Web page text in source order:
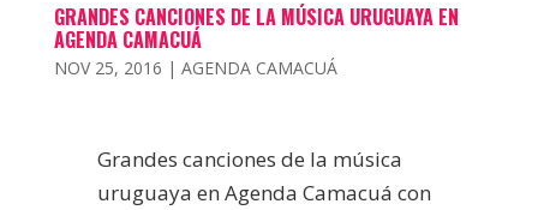
GRANDES CANCIONES DE LA MÚSICA URUGUAYA EN
AGENDA CAMACUÁ
NOV 25, 2016 | AGENDA CAMACUÁ
Grandes canciones de la música
uruguaya en Agenda Camacuá con